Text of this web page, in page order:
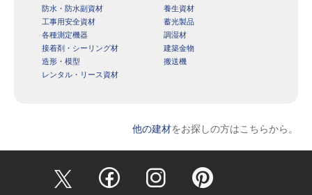
防水・防水副資材
養生資材
工事用安全資材
蓄光製品
各種測定機器
調湿材
接着剤・シーリング材
建築金物
造形・模型
搬送機
レンタル・リース資材
他の建材をお探しの方はこちらから。